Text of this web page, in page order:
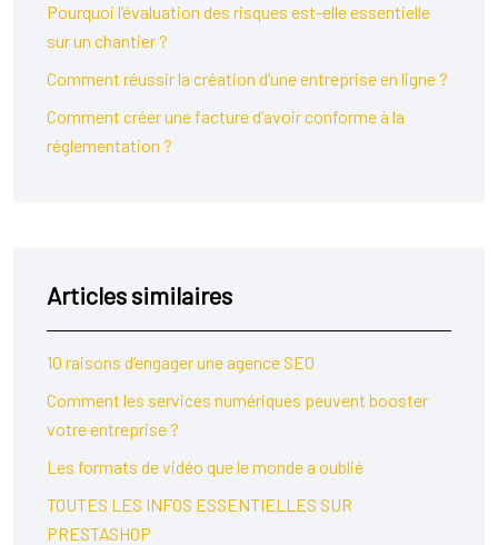
Pourquoi l’évaluation des risques est-elle essentielle
sur un chantier ?
Comment réussir la création d’une entreprise en ligne ?
Comment créer une facture d’avoir conforme à la
réglementation ?
Articles similaires
10 raisons d’engager une agence SEO
Comment les services numériques peuvent booster
votre entreprise ?
Les formats de vidéo que le monde a oublié
TOUTES LES INFOS ESSENTIELLES SUR
PRESTASHOP